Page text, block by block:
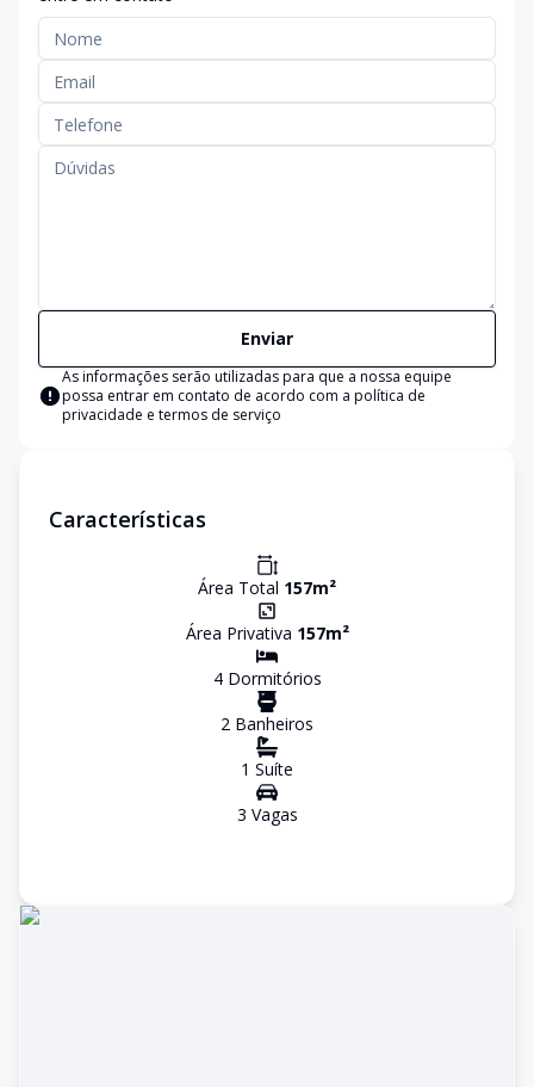
Enviar
As informações serão utilizadas para que a nossa equipe
possa entrar em contato de acordo com a política de
privacidade e termos de serviço
Características
Área Total 157m²
Área Privativa 157m²
4Dormitórios
2 Banheiros
1 Suíte
3 Vagas